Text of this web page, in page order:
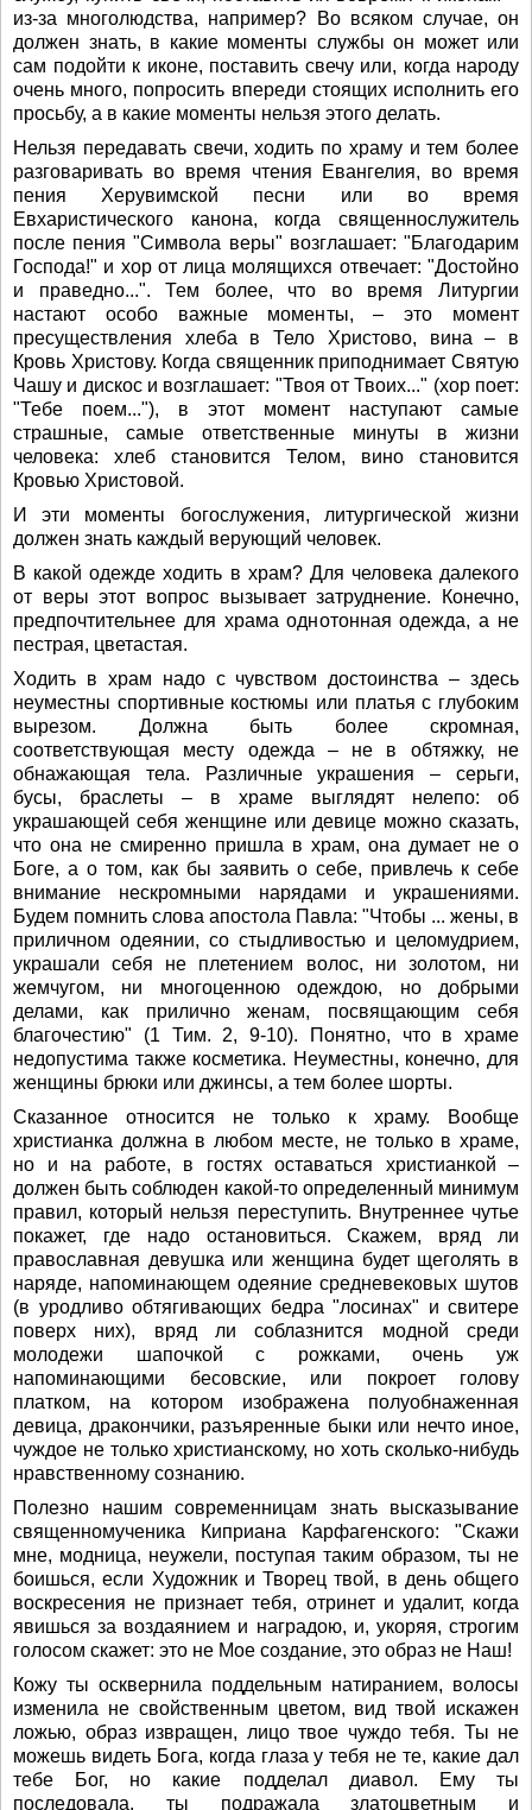
из-за многолюдства, например? Во всяком случае, он
должен знать, в какие моменты службы он может или
сам подойти к иконе, поставить свечу или, когда народу
очень много, попросить впереди стоящих исполнить его
просьбу, а в какие моменты нельзя этого делать.
Нельзя передавать свечи, ходить по храму и тем более
разговаривать во время чтения Евангелия, во время
пения Херувимской песни или во время
Евхаристического канона, когда священнослужитель
после пения "Символа веры" возглашает: "Благодарим
Господа!" и хор от лица молящихся отвечает: "Достойно
и праведно...". Тем более, что во время Литургии
настают особо важные моменты, – это момент
пресуществления хлеба в Тело Христово, вина – в
Кровь Христову. Когда священник приподнимает Святую
Чашу и дискос и возглашает: "Твоя от Твоих..." (хор поет:
"Тебе поем..."), в этот момент наступают самые
страшные, самые ответственные минуты в жизни
человека: хлеб становится Телом, вино становится
Кровью Христовой.
И эти моменты богослужения, литургической жизни
должен знать каждый верующий человек.
В какой одежде ходить в храм? Для человека далекого
от веры этот вопрос вызывает затруднение. Конечно,
предпочтительнее для храма однотонная одежда, а не
пестрая, цветастая.
Ходить в храм надо с чувством достоинства – здесь
неуместны спортивные костюмы или платья с глубоким
вырезом. Должна быть более скромная,
соответствующая месту одежда – не в обтяжку, не
обнажающая тела. Различные украшения – серьги,
бусы, браслеты – в храме выглядят нелепо: об
украшающей себя женщине или девице можно сказать,
что она не смиренно пришла в храм, она думает не о
Боге, а о том, как бы заявить о себе, привлечь к себе
внимание нескромными нарядами и украшениями.
Будем помнить слова апостола Павла: "Чтобы ... жены, в
приличном одеянии, со стыдливостью и целомудрием,
украшали себя не плетением волос, ни золотом, ни
жемчугом, ни многоценною одеждою, но добрыми
делами, как прилично женам, посвящающим себя
благочестию" (1 Тим. 2, 9-10). Понятно, что в храме
недопустима также косметика. Неуместны, конечно, для
женщины брюки или джинсы, а тем более шорты.
Сказанное относится не только к храму. Вообще
христианка должна в любом месте, не только в храме,
но и на работе, в гостях оставаться христианкой –
должен быть соблюден какой-то определенный минимум
правил, который нельзя переступить. Внутреннее чутье
покажет, где надо остановиться. Скажем, вряд ли
православная девушка или женщина будет щеголять в
наряде, напоминающем одеяние средневековых шутов
(в уродливо обтягивающих бедра "лосинах" и свитере
поверх них), вряд ли соблазнится модной среди
молодежи шапочкой с рожками, очень уж
напоминающими бесовские, или покроет голову
платком, на котором изображена полуобнаженная
девица, дракончики, разъяренные быки или нечто иное,
чуждое не только христианскому, но хоть сколько-нибудь
нравственному сознанию.
Полезно нашим современницам знать высказывание
священномученика Киприана Карфагенского: "Скажи
мне, модница, неужели, поступая таким образом, ты не
боишься, если Художник и Творец твой, в день общего
воскресения не признает тебя, отринет и удалит, когда
явишься за воздаянием и наградою, и, укоряя, строгим
голосом скажет: это не Мое создание, это образ не Наш!
Кожу ты осквернила поддельным натиранием, волосы
изменила не свойственным цветом, вид твой искажен
ложью, образ извращен, лицо твое чуждо тебя. Ты не
можешь видеть Бога, когда глаза у тебя не те, какие дал
тебе Бог, но какие подделал диавол. Ему ты
последовала, ты подражала златоцветным и